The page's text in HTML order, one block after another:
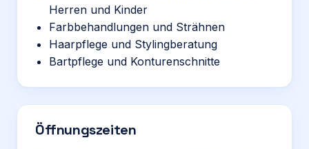
Herren und Kinder
Farbbehandlungen und Strähnen
Haarpflege und Stylingberatung
Bartpflege und Konturenschnitte
Öffnungszeiten